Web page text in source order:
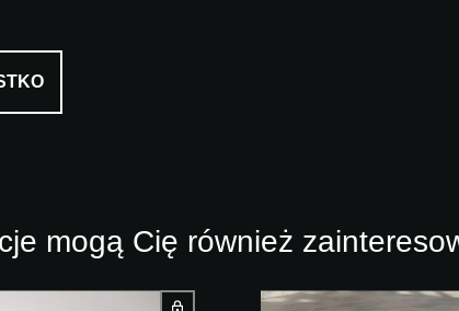
mogą Cię również